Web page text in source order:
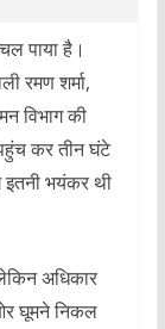
पाया है।
रमण शर्मा,
विभाग की
कर तीन घंटे
भयंकर थी
अधिकार
घूमने निकल